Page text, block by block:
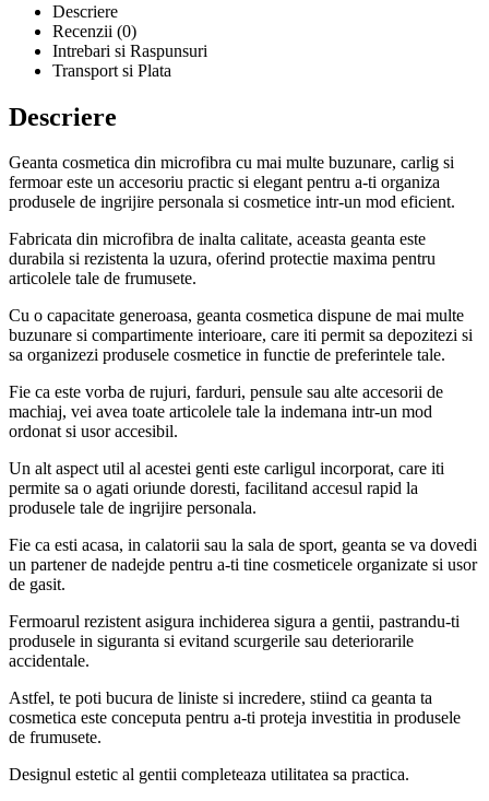
Descriere
Recenzii (0)
Intrebari si Raspunsuri
Transport si Plata
Descriere
Geanta cosmetica din microfibra cu mai multe buzunare, carlig si
fermoar este un accesoriu practic si elegant pentru a-ti organiza
produsele de ingrijire personala si cosmetice intr-un mod eficient.
Fabricata din microfibra de inalta calitate, aceasta geanta este
durabila si rezistenta la uzura, oferind protectie maxima pentru
articolele tale de frumusete.
Cu o capacitate generoasa, geanta cosmetica dispune de mai multe
buzunare si compartimente interioare, care iti permit sa depozitezi si
sa organizezi produsele cosmetice in functie de preferintele tale.
Fie ca este vorba de rujuri, farduri, pensule sau alte accesorii de
machiaj, vei avea toate articolele tale la indemana intr-un mod
ordonat si usor accesibil.
Un alt aspect util al acestei genti este carligul incorporat, care iti
permite sa o agati oriunde doresti, facilitand accesul rapid la
produsele tale de ingrijire personala.
Fie ca esti acasa, in calatorii sau la sala de sport, geanta se va dovedi
un partener de nadejde pentru a-ti tine cosmeticele organizate si usor
de gasit.
Fermoarul rezistent asigura inchiderea sigura a gentii, pastrandu-ti
produsele in siguranta si evitand scurgerile sau deteriorarile
accidentale.
Astfel, te poti bucura de liniste si incredere, stiind ca geanta ta
cosmetica este conceputa pentru a-ti proteja investitia in produsele
de frumusete.
Designul estetic al gentii completeaza utilitatea sa practica.